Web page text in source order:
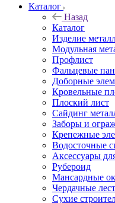
Каталог
Назад
Каталог
Изделие
Модульная
Профлист
Фальцевые
Доборные
Кровельные
Плоский лист
Сайдинг
Заборы и
Крепежные
Водосточные
Аксессуары
Рубероид
Мансардные
Чердачные
Сухие